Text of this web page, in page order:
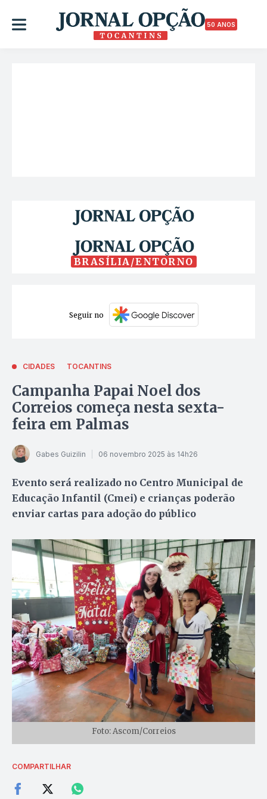
50 ANOS
BRASÍLIA/ENTORNO
Seguir no
CIDADES TOCANTINS
Campanha Papai Noel dos
Correios começa nesta sexta-
feira em Palmas
Gabes Guizilin 06 novembro 2025 às 14h26
Evento será realizado no Centro Municipal de
Educação Infantil (Cmei) e crianças poderão
enviar cartas para adoção do público
Foto: Ascom/Correios
COMPARTILHAR